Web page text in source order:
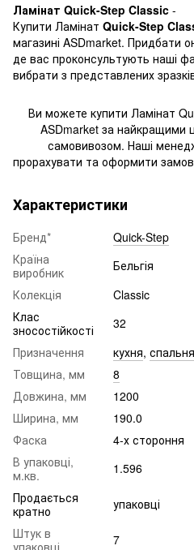
Ламінат Quick-Step Classic -
Купити Ламінат Quick-Step
магазині ASDmarket. Придбати
де вас проконсультують наші
вибрати з представлених
Ви можете купити Ламінат
ASDmarket за найкращими
самовивозом. Наші
прорахувати та оформити
Характеристики
Бренд*
Quick-Step
Країна
виробник
Бельгія
Колекція
Classic ​​​​​​​
Клас
зносостійкості
32
Призначення
кухня, спальня
Товщина, мм
8
Довжина, мм
1200
Ширина, мм
190.0
Фаска
4-х стороння
В упаковці,
м.кв.
1.596
Продається
кратно
упаковці
Штук в
упаковці
7